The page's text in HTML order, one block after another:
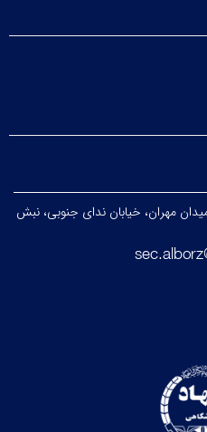
مهران، خیابان ندای جنوبی، نبش